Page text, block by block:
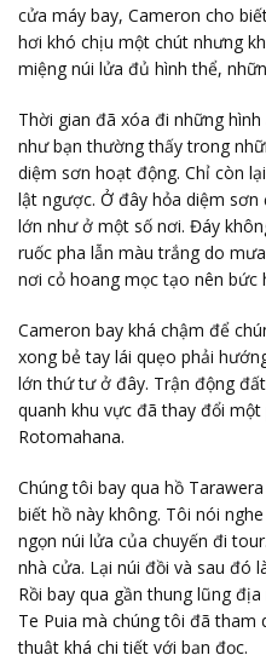
cửa máy bay, Cameron cho
hơi khó chịu một chút nhưng
miệng núi lửa đủ hình thể,
Thời gian đã xóa đi những
như bạn thường thấy trong
diệm sơn hoạt động. Chỉ còn
lật ngược. Ở đây hỏa diệm
lớn như ở một số nơi. Đáy
ruốc pha lẫn màu trắng do
nơi cỏ hoang mọc tạo nên bức
Cameron bay khá chậm để
xong bẻ tay lái quẹo phải
lớn thứ tư ở đây. Trận động
quanh khu vực đã thay đổi
Rotomahana.
Chúng tôi bay qua hồ
biết hồ này không. Tôi nói
ngọn núi lửa của chuyến đi
nhà cửa. Lại núi đồi và sau đó
Rồi bay qua gần thung lũng
Te Puia mà chúng tôi đã
thuật khá chi tiết với bạn đọc.